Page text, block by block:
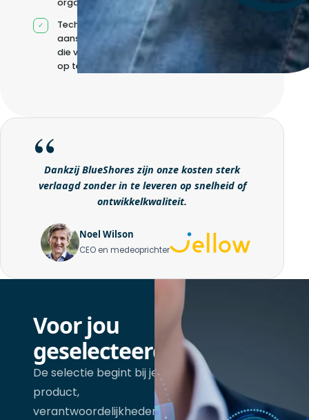
organisatie
Technische
aansturing zonder
die volledig intern
op te bouwen
Dankzij BlueShores zijn onze kosten sterk
verlaagd zonder in te leveren op snelheid of
ontwikkelkwaliteit.
Noel Wilson
CEO en medeoprichter
Voor jou
geselecteerd
De selectie begint bij je
product,
verantwoordelijkheden